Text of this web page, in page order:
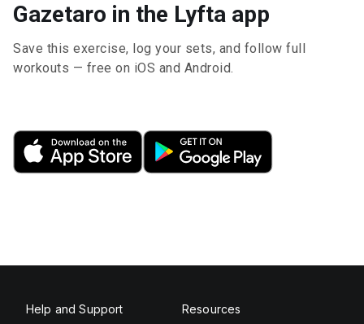
Gazetaro in the Lyfta app
Save this exercise, log your sets, and follow full
workouts — free on iOS and Android.
Help and Support Resources